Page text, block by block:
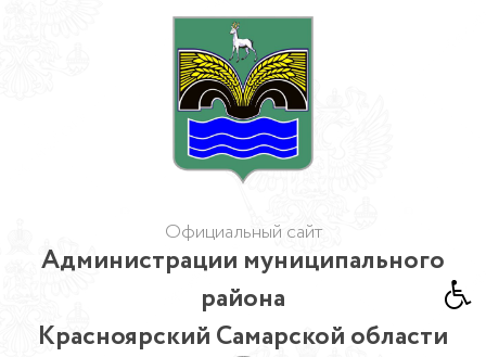
Официальный сайт
Администрации муниципального
района
Красноярский Самарской области